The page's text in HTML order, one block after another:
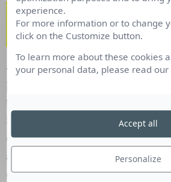
Donnez du
audience
Au travail, vous venez habillés.
pareil. Si votre profil n’est pas
tout nu. On a vu mieux comme
impression. Première étape,
développer votre image de
appelle le personal branding.
exemple, remplissez toutes les
experience.
For more information or to change
click on the Customize button.
To learn more about these cookies
your personal data, please read our
Personalize
Accept all